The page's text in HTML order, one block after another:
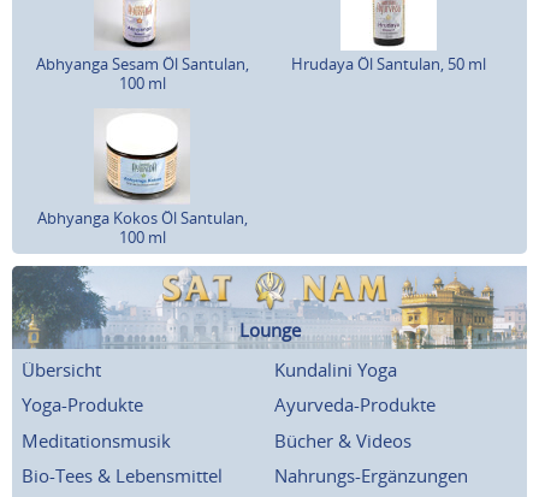
Abhyanga Sesam Öl Santulan,
100 ml
Hrudaya Öl Santulan, 50 ml
Abhyanga Kokos Öl Santulan,
100 ml
Lounge
Übersicht
Kundalini Yoga
Yoga-Produkte
Ayurveda-Produkte
Meditationsmusik
Bücher & Videos
Bio-Tees & Lebensmittel
Nahrungs-Ergänzungen